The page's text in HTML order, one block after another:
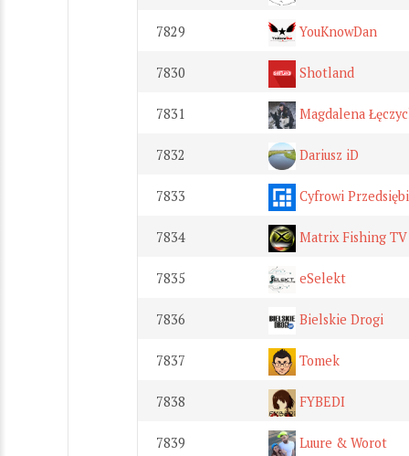
7829 YouKnowDan
7830 Shotland
7831 Magdalena
7832 Dariusz iD
7833 Cyfrowi
7834 Matrix Fishing
7835 eSelekt
7836 Bielskie Drogi
7837 Tomek
7838 FYBEDI
7839 Luure & Worot